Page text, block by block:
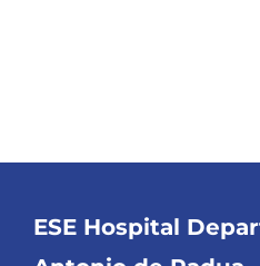
ESE Hospital